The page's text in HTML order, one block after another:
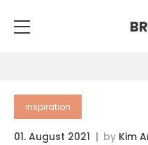
inspiration
01. August 2021 by Kim